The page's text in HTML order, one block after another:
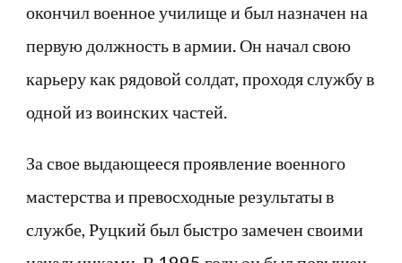
окончил военное училище и был назначен на
первую должность в армии. Он начал свою
карьеру как рядовой солдат, проходя службу в
одной из воинских частей.
За свое выдающееся проявление военного
мастерства и превосходные результаты в
службе, Руцкий был быстро замечен своими